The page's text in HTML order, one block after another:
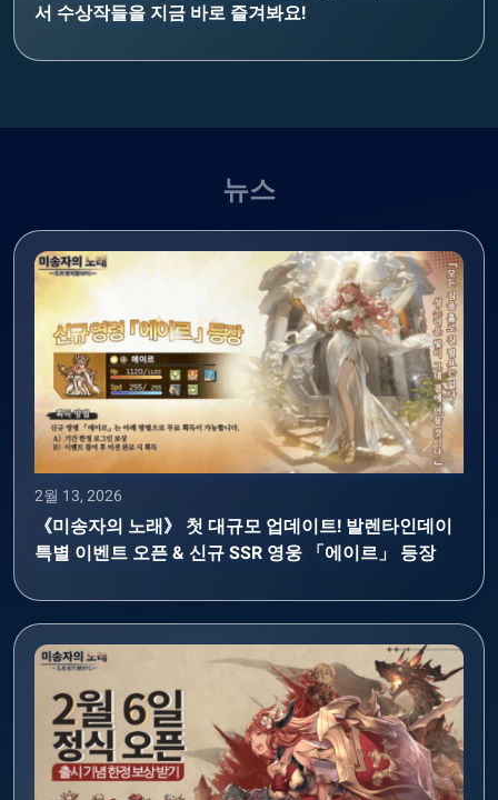
서 수상작들을 지금 바로 즐겨봐요!
뉴스
2월 13, 2026
《미송자의 노래》 첫 대규모 업데이트! 발렌타인데이
특별 이벤트 오픈 & 신규 SSR 영웅 「에이르」 등장